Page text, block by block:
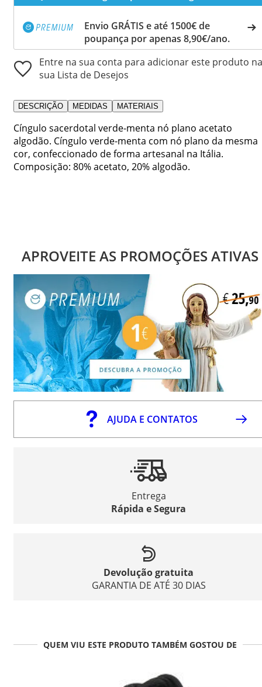
Envio GRÁTIS e até 1500€ de
poupança por apenas 8,90€/ano.
Entre na sua conta para adicionar este produto na
sua Lista de Desejos
DESCRIÇÃO MEDIDAS MATERIAIS
Cíngulo sacerdotal verde-menta nó plano acetato
algodão. Cíngulo verde-menta com nó plano da mesma
cor, confeccionado de forma artesanal na Itália.
Composição: 80% acetato, 20% algodão.
APROVEITE AS PROMOÇÕES ATIVAS
AJUDA E CONTATOS
Entrega
Rápida e Segura
Devolução gratuita
GARANTIA DE ATÉ 30 DIAS
QUEM VIU ESTE PRODUTO TAMBÉM GOSTOU DE